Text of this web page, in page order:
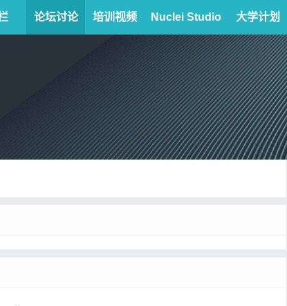
论坛讨论 培训视频 Nuclei Studio 大学计划